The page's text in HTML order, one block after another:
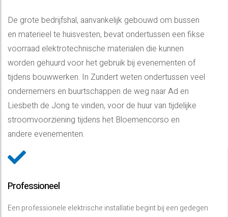
De grote bedrijfshal, aanvankelijk gebouwd om bussen
en materieel te huisvesten, bevat ondertussen een fikse
voorraad elektrotechnische materialen die kunnen
worden gehuurd voor het gebruik bij evenementen of
tijdens bouwwerken. In Zundert weten ondertussen veel
ondernemers en buurtschappen de weg naar Ad en
Liesbeth de Jong te vinden, voor de huur van tijdelijke
stroomvoorziening tijdens het Bloemencorso en
andere evenementen.
Professioneel
Een professionele elektrische installatie begint bij een gedegen